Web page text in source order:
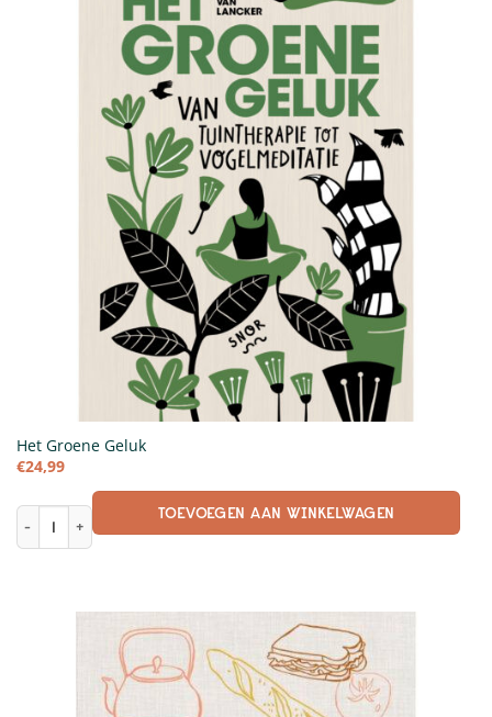
Het Groene Geluk
€24,99
Het Groene Geluk aantalTOEVOEGEN AAN WINKELWAGEN